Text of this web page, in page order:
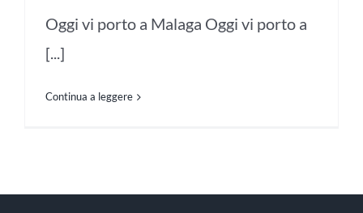
Oggi vi porto a Malaga Oggi vi porto a
[...]
Continua a leggere